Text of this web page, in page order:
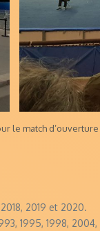
le match
2019 et 2020.
1995, 1998,